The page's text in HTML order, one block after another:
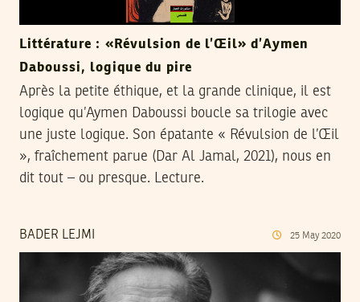
Littérature : «Révulsion de l’Œil» d’Aymen
Daboussi, logique du pire
Après la petite éthique, et la grande clinique, il est
logique qu’Aymen Daboussi boucle sa trilogie avec
une juste logique. Son épatante « Révulsion de l’Œil
», fraîchement parue (Dar Al Jamal, 2021), nous en
dit tout – ou presque. Lecture.
BADER LEJMI 25 May 2020